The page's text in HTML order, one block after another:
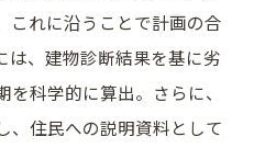
これに沿うことで計画の合
は、建物診断結果を基に劣
科学的に算出。さらに、
、住民への説明資料として